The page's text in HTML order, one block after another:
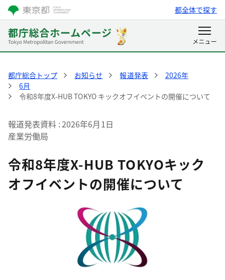
都全体で探す
都庁総合トップ お知らせ 報道発表
2026年
6月
令和8年度X-HUB TOKYO キックオフイベントの開催について
報道発表資料 2026年6月1日
産業労働局
令和8年度X-HUB TOKYOキック
オフイベントの開催について